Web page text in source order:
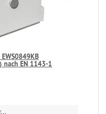
nach EN 1143-1